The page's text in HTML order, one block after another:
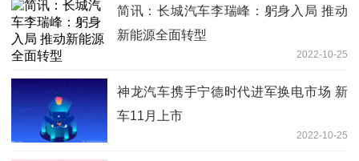
简讯：长城汽车李瑞峰：躬身入局 推动
新能源全面转型
2022-10-25
神龙汽车携手宁德时代进军换电市场 新
车11月上市
2022-10-25